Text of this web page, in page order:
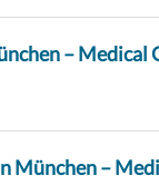
– Medical
München –